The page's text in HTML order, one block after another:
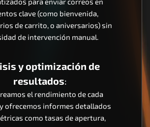
clave (como bienvenida,
de carrito, o aniversarios) sin
de intervención manual.
y optimización de
resultados:
el rendimiento de cada
ofrecemos informes detallados
como tasas de apertura,